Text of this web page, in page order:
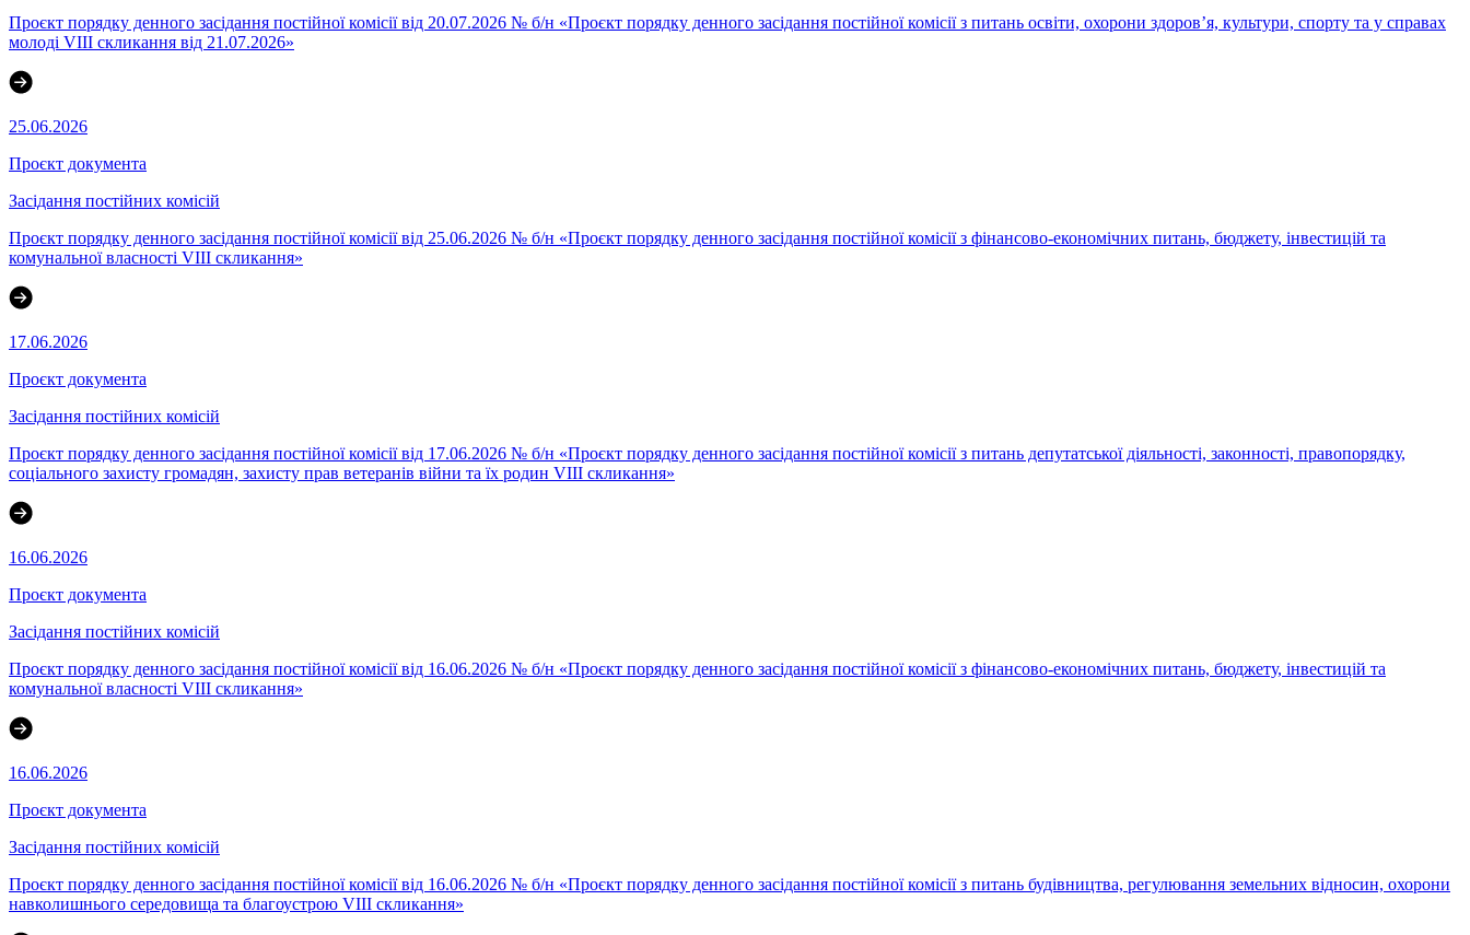
Проєкт порядку денного засідання постійної комісії від 20.07.2026 № б/н «Проєкт порядку денного засідання постійної комісії з питань освіти, охорони здоров’я, культури, спорту та у справах
молоді VIІI скликання від 21.07.2026»
25.06.2026
Проєкт документа
Засідання постійних комісій
Проєкт порядку денного засідання постійної комісії від 25.06.2026 № б/н «Проєкт порядку денного засідання постійної комісії з фінансово-економічних питань, бюджету, інвестицій та
комунальної власності VІІІ скликання»
17.06.2026
Проєкт документа
Засідання постійних комісій
Проєкт порядку денного засідання постійної комісії від 17.06.2026 № б/н «Проєкт порядку денного засідання постійної комісії з питань депутатської діяльності, законності, правопорядку,
соціального захисту громадян, захисту прав ветеранів війни та їх родин VІІІ скликання»
16.06.2026
Проєкт документа
Засідання постійних комісій
Проєкт порядку денного засідання постійної комісії від 16.06.2026 № б/н «Проєкт порядку денного засідання постійної комісії з фінансово-економічних питань, бюджету, інвестицій та
комунальної власності VІІІ скликання»
16.06.2026
Проєкт документа
Засідання постійних комісій
Проєкт порядку денного засідання постійної комісії від 16.06.2026 № б/н «Проєкт порядку денного засідання постійної комісії з питань будівництва, регулювання земельних відносин, охорони
навколишнього середовища та благоустрою VIII скликання»